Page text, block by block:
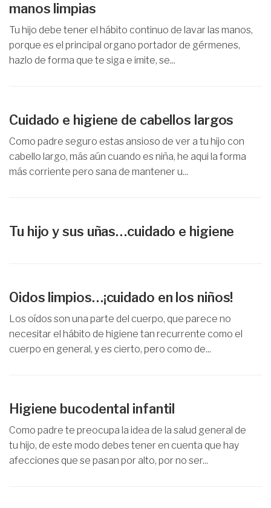
manos limpias
Tu hijo debe tener el hábito continuo de lavar las manos,
porque es el principal organo portador de gérmenes,
hazlo de forma que te siga e imite, se...
Cuidado e higiene de cabellos largos
Como padre seguro estas ansioso de ver a tu hijo con
cabello largo, más aún cuando es niña, he aqui la forma
más corriente pero sana de mantener u...
Tu hijo y sus uñas…cuidado e higiene
Oidos limpios…¡cuidado en los niños!
Los oídos son una parte del cuerpo, que parece no
necesitar el hábito de higiene tan recurrente como el
cuerpo en general, y es cierto, pero como de...
Higiene bucodental infantil
Como padre te preocupa la idea de la salud general de
tu hijo, de este modo debes tener en cuenta que hay
afecciones que se pasan por alto, por no ser...